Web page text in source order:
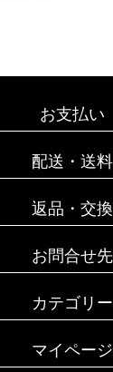
お支払い
配送・送料
返品・交換
お問合せ先
カテゴリー
マイページ